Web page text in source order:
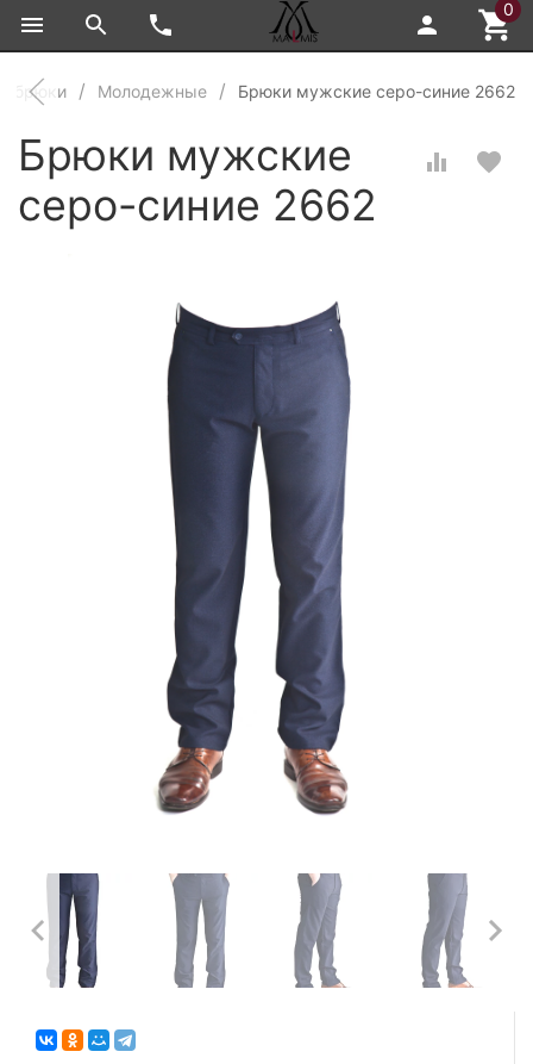
0
брюки Молодежные Брюки мужские серо-синие 2662
Брюки мужские
серо-синие 2662